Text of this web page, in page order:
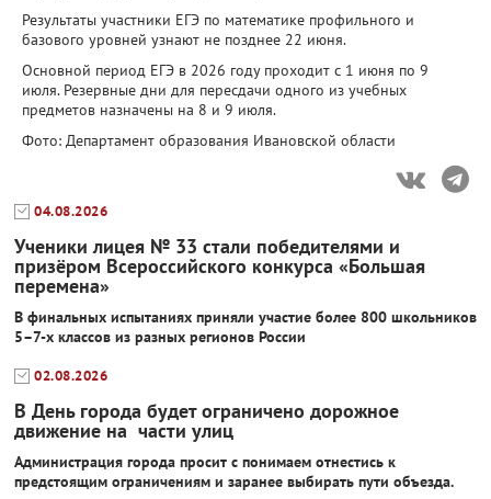
Результаты участники ЕГЭ по математике профильного и
базового уровней узнают не позднее 22 июня.
Основной период ЕГЭ в 2026 году проходит с 1 июня по 9
июля. Резервные дни для пересдачи одного из учебных
предметов назначены на 8 и 9 июля.
Фото: Департамент образования Ивановской области
04.08.2026
Ученики лицея № 33 стали победителями и
призёром Всероссийского конкурса «Большая
перемена»
В финальных испытаниях приняли участие более 800 школьников
5–7-х классов из разных регионов России
02.08.2026
В День города будет ограничено дорожное
движение на части улиц
Администрация города просит с понимаем отнестись к
предстоящим ограничениям и заранее выбирать пути объезда.